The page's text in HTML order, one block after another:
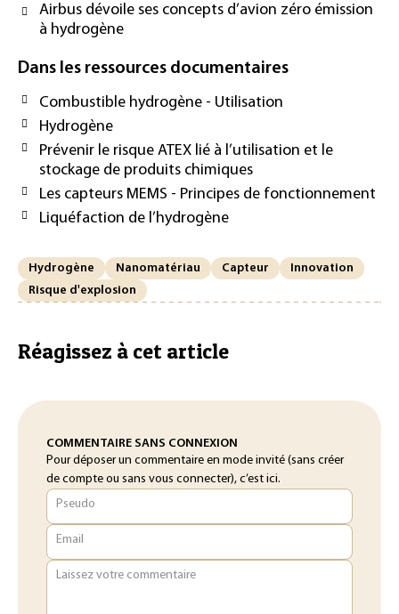
Airbus dévoile ses concepts d’avion zéro émission
à hydrogène
Dans les ressources documentaires
Combustible hydrogène - Utilisation
Hydrogène
Prévenir le risque ATEX lié à l’utilisation et le
stockage de produits chimiques
Les capteurs MEMS - Principes de fonctionnement
Liquéfaction de l’hydrogène
Hydrogène Nanomatériau Capteur
Innovation
Risque d'explosion
Réagissez à cet article
COMMENTAIRE SANS CONNEXION
Pour déposer un commentaire en mode invité (sans créer
de compte ou sans vous connecter), c’est ici.
Pseudo
Email
Laissez votre commentaire